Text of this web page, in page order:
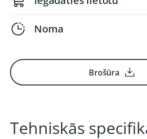
Noma
Brošūra
Tehniskās